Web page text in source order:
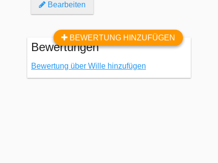
Bearbeiten
BEWERTUNG HINZUFÜGEN
Bewertungen
Bewertung über Wille hinzufügen